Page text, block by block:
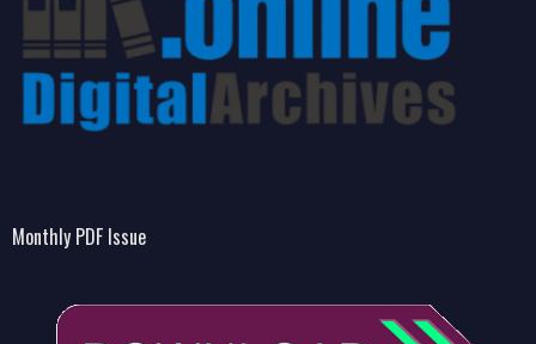
Monthly PDF Issue